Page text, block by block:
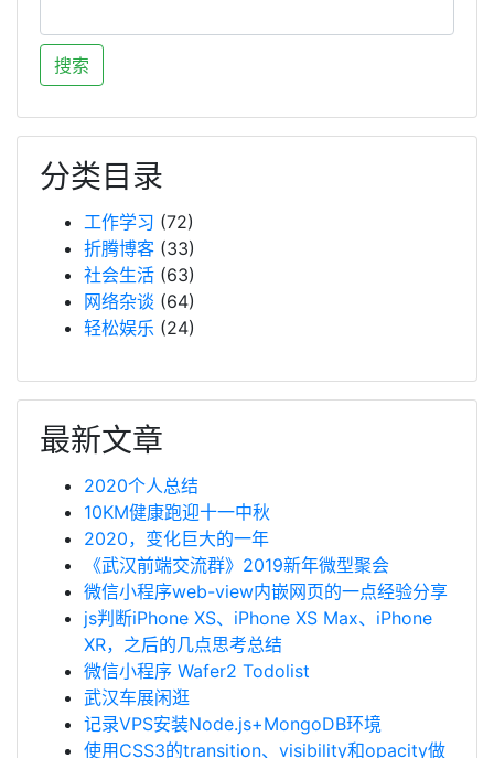
分类目录
工作学习 (72)
折腾博客 (33)
社会生活 (63)
网络杂谈 (64)
轻松娱乐 (24)
最新文章
2020个人总结
10KM健康跑迎十一中秋
2020，变化巨大的一年
《武汉前端交流群》2019新年微型聚会
微信小程序web-view内嵌网页的一点经验分享
js判断iPhone XS、iPhone XS Max、iPhone
XR，之后的几点思考总结
微信小程序 Wafer2 Todolist
武汉车展闲逛
记录VPS安装Node.js+MongoDB环境
使用CSS3的transition、visibility和opacity做